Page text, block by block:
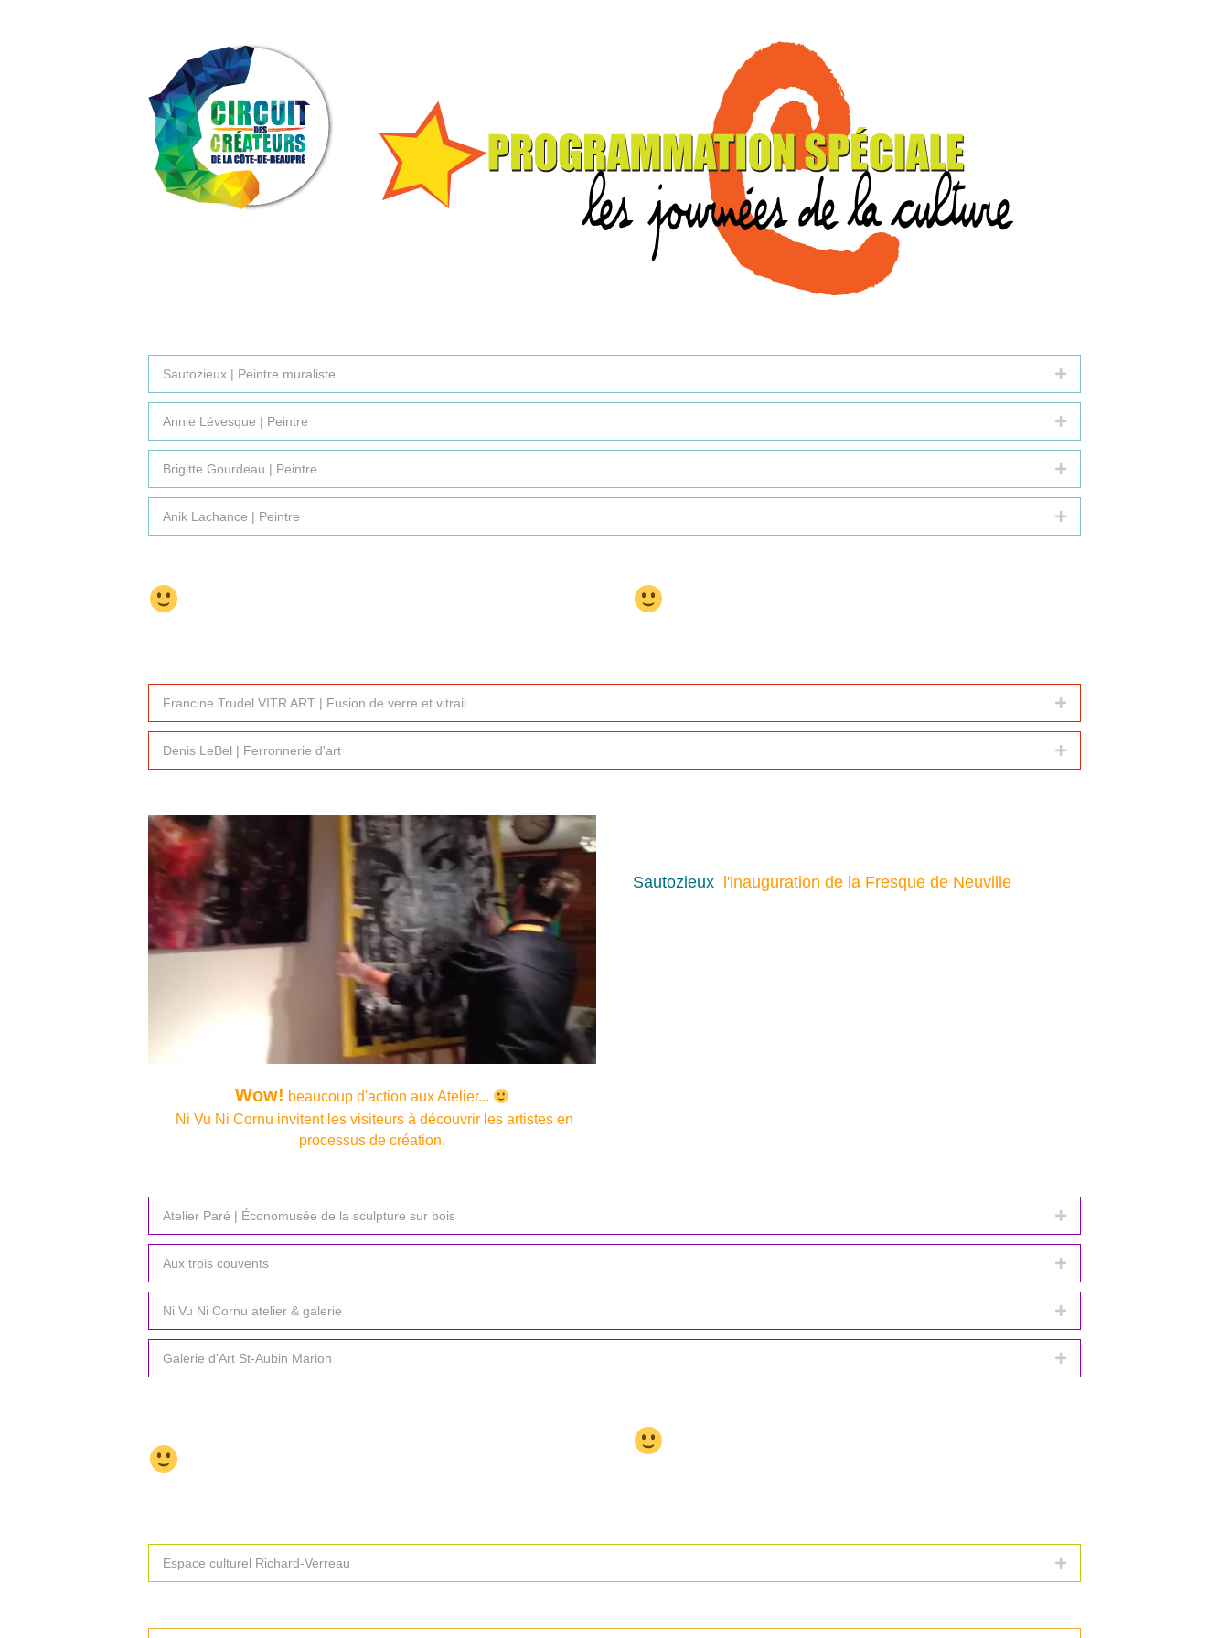
Sautozieux | Peintre muraliste
Annie Lévesque | Peintre
Brigitte Gourdeau | Peintre
Anik Lachance | Peintre
Francine Trudel VITR ART | Fusion de verre et vitrail
Denis LeBel | Ferronnerie d'art
Lecteur
vidéo
Wow! beaucoup d'action aux Atelier...
Ni Vu Ni Cornu invitent les visiteurs à découvrir les artistes en
processus de création.
Sautozieux l'inauguration de la Fresque de Neuville
Atelier Paré | Économusée de la sculpture sur bois
Aux trois couvents
Ni Vu Ni Cornu atelier & galerie
Galerie d'Art St-Aubin Marion
Espace culturel Richard-Verreau